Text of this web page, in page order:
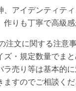
アイデンティテ
作りも丁寧で高級
注文に関する注意事
・規定数量でまと
売り等は基本的
すのでご相談くだ